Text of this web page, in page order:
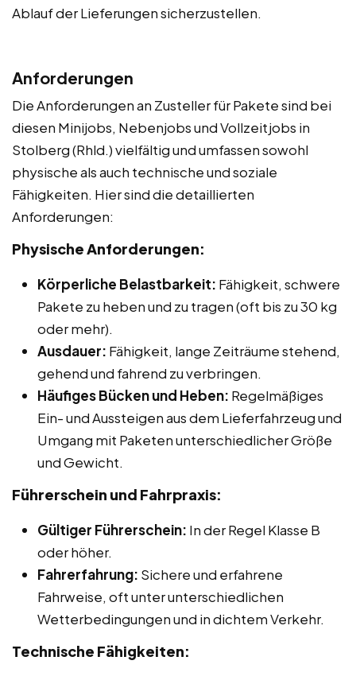
Ablauf der Lieferungen sicherzustellen.
Anforderungen
Die Anforderungen an Zusteller für Pakete sind bei
diesen Minijobs, Nebenjobs und Vollzeitjobs in
Stolberg (Rhld.) vielfältig und umfassen sowohl
physische als auch technische und soziale
Fähigkeiten. Hier sind die detaillierten
Anforderungen:
Physische Anforderungen:
Körperliche Belastbarkeit: Fähigkeit, schwere
Pakete zu heben und zu tragen (oft bis zu 30 kg
oder mehr).
Ausdauer: Fähigkeit, lange Zeiträume stehend,
gehend und fahrend zu verbringen.
Häufiges Bücken und Heben: Regelmäßiges
Ein- und Aussteigen aus dem Lieferfahrzeug und
Umgang mit Paketen unterschiedlicher Größe
und Gewicht.
Führerschein und Fahrpraxis:
Gültiger Führerschein: In der Regel Klasse B
oder höher.
Fahrerfahrung: Sichere und erfahrene
Fahrweise, oft unter unterschiedlichen
Wetterbedingungen und in dichtem Verkehr.
Technische Fähigkeiten: